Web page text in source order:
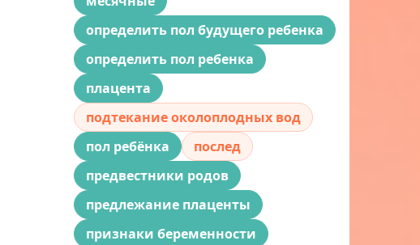
определить пол будущего ребенка
определить пол ребенка
плацента
подтекание околоплодных вод
пол ребёнка
послед
предвестники родов
предлежание плаценты
признаки беременности